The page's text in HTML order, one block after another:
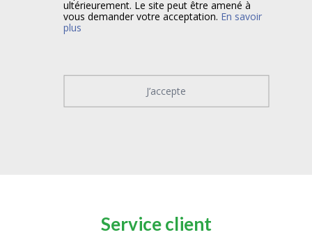
Service client
ultérieurement. Le site peut être amené à
vous demander votre acceptation. En savoir
plus
J’accepte